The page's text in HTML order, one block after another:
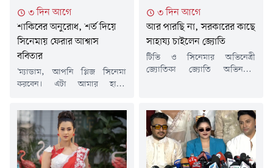
৩ দিন আগে
শাকিবের অনুরোধ, শর্ত দিয়ে
সিনেমায় ফেরার আশ্বাস
ববিতার
'ম্যাডাম, আপনি প্লিজ সিনেমা
করবেন। এটা আমার হাম্বল
সাথে আমি আরো কাজ করতে
চাই।'- এভাবেই কিংবদন্তি
অভিনেত্রী ফরিদা আক্তার ববিতাকে
আবারো অভিনয়ে ফেরার জন্য
অনুরোধ করলেন ঢালিউড
৩ দিন আগে
আর পারছি না, সরকারের কাছে
সাহায্য চাইলেন জ্যোতি
টিভি ও সিনেমার অভিনেত্রী
জ্যোতিকা জ্যোতি অভিনয়ের
এসে কান্নায় ভেঙে পড়লেন এই
অভিনেত্রী। জানালেন, নিজের
বর্তমান অবস্থার কথা। দাবি
করেছেন, তিনি মানসিকভাবে ভীষণ